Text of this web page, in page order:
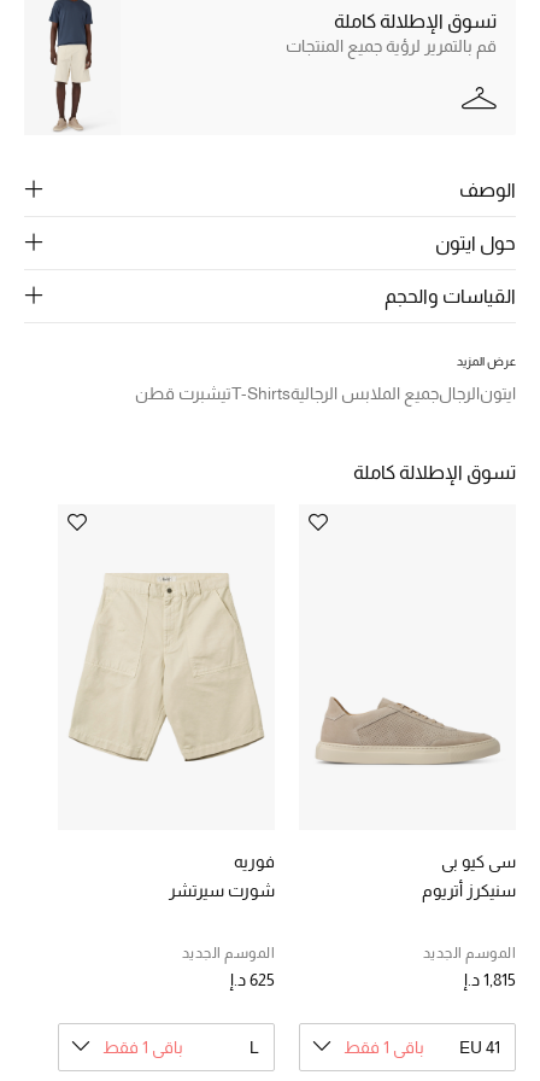
الجمال
المجوهرات
نسوقوا أحدث ما وصلنا
ركن أناقة المنتجعات
جميع إصدارتنا النسائية
الحب للمحلي
تسوق الإطلالة كاملة
قم بالتمرير لرؤية جميع المنتجات
الوصف
حول ايتون
القياسات والحجم
عرض المزيد
ايتونالرجالجميع الملابس الرجاليةT-Shirtsتيشبرت قطن
تسوق الإطلالة كاملة
سي كيو بي
سنيكرز أتريوم
الموسم الجديد
1,815 د.إ
EU 41 باقي 1 فقط
فوريه
شورت سيرتشر
الموسم الجديد
625 د.إ
L باقي 1 فقط